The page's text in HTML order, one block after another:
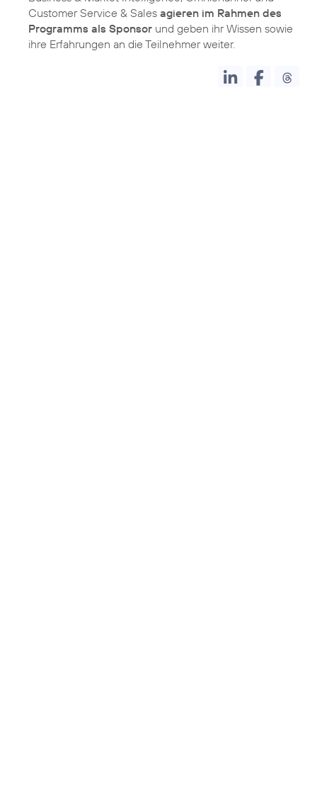
Customer Service & Sales agieren im Rahmen des
Programms als Sponsor und geben ihr Wissen sowie
ihre Erfahrungen an die Teilnehmer weiter.